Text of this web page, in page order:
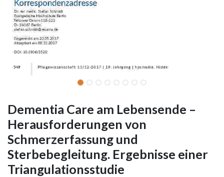
Dementia Care am Lebensende –
Herausforderungen von
Schmerzerfassung und
Sterbebegleitung. Ergebnisse einer
Triangulationsstudie